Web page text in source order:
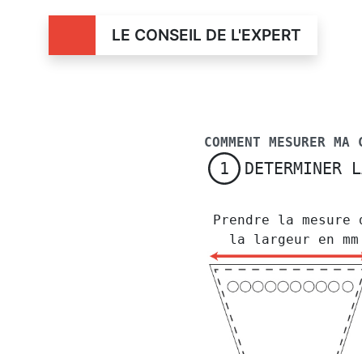
LE CONSEIL DE L'EXPERT
COMMENT MESURER MA
1
Prendre la mesure
la largeur en mm